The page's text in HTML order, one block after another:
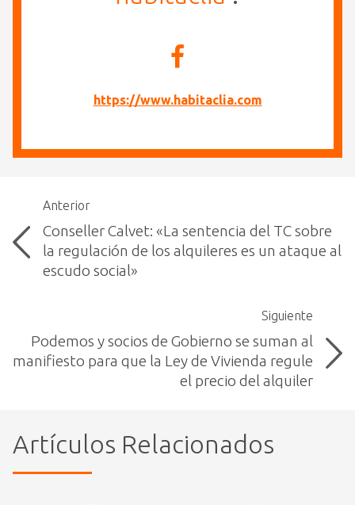
https://www.habitaclia.com
Anterior
Conseller Calvet: «La sentencia del TC sobre
la regulación de los alquileres es un ataque al
escudo social»
Siguiente
Podemos y socios de Gobierno se suman al
manifiesto para que la Ley de Vivienda regule
el precio del alquiler
Artículos Relacionados